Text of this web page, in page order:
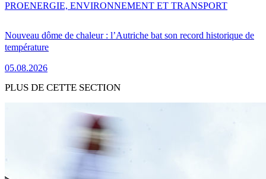
Nouveau dôme de chaleur : l’Autriche bat son record historique de
température
05.08.2026
PROENERGIE, ENVIRONNEMENT ET TRANSPORT
PLUS DE CETTE SECTION